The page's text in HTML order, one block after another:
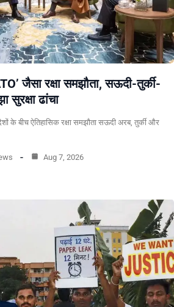
जैसा रक्षा समझौता, सऊदी-तुर्की-
सुरक्षा ढांचा
के बीच ऐतिहासिक रक्षा समझौता सऊदी अरब, तुर्की और
Aug 7, 2026